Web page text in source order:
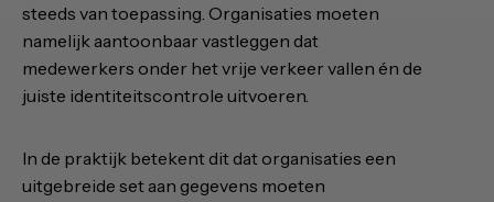
steeds van toepassing. Organisaties moeten
namelijk aantoonbaar vastleggen dat
medewerkers onder het vrije verkeer vallen én de
juiste identiteitscontrole uitvoeren.
In de praktijk betekent dit dat organisaties een
uitgebreide set aan gegevens moeten